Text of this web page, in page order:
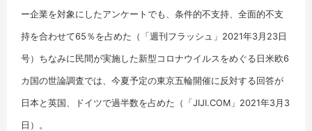
ー企業を対象にしたアンケートでも、条件的不支持、全面的不支
持を合わせて65％を占めた（「週刊フラッシュ」2021年3月23日
号）ちなみに民間が実施した新型コロナウイルスをめぐる日米欧6
カ国の世論調査では、今夏予定の東京五輪開催に反対する回答が
日本と英国、ドイツで過半数を占めた（「JIJI.COM」2021年3月3
日）。